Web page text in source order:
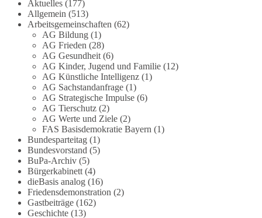
Im Politischen Frühschoppen diskutieren die
Teilnehmer das Verhältnis von Mensch, Natur und
Grundgesetz.
Beitrag der AG Strategische Impulse
Kann die Natur Träger eigener Grundrechte sein?
Oder würde eine solche Entwicklung das
Fundament unseres Grundgesetzes sprengen? Mit
dieser grundsätzlichen Frage beschäftigte sich die
Teilnehmer des Politischen Frühschoppens der
AG Strategische Impulse am 19. Juli 2026.
Referent Frank Bothmann stellte die These auf,
dass die derzeit in Teilen der Umweltbewegung
diskutierten „Grundrechte der Natur“ weit über
klassischen Naturschutz hinausreichen und
Aktuelles(177)
Allgemein (513)
Arbeitsgemeinschaften (62)
AG Bildung(1)
AG Frieden (28)
AG Gesundheit(6)
AG Kinder, Jugend und Familie(12)
AG Künstliche Intelligenz(1)
AG Sachstandanfrage(1)
AG Strategische Impulse(6)
AG Tierschutz(2)
AG Werte und Ziele(2)
FAS Basisdemokratie Bayern (1)
Bundesparteitag(1)
Bundesvorstand (5)
BuPa-Archiv(5)
Bürgerkabinett(4)
dieBasis analog(16)
Friedensdemonstration (2)
Gastbeiträge(162)
Geschichte(13)